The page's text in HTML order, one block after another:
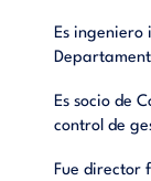
financiero.
Índice
2. El valor
Es ingeniero
Es socio de
control de
Fue director